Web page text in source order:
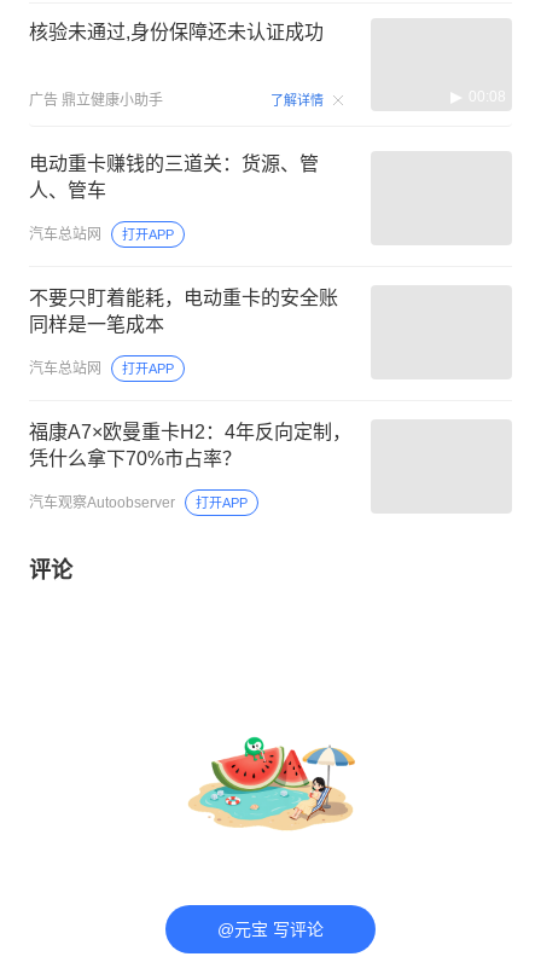
核验未通过,身份保障还未认证成功
广告 鼎立健康小助手 了解详情 00:08
电动重卡赚钱的三道关：货源、管
人、管车
汽车总站网 打开APP
不要只盯着能耗，电动重卡的安全账
同样是一笔成本
汽车总站网 打开APP
福康A7×欧曼重卡H2：4年反向定制，
凭什么拿下70%市占率？
汽车观察Autoobserver 打开APP
评论
@元宝 写评论